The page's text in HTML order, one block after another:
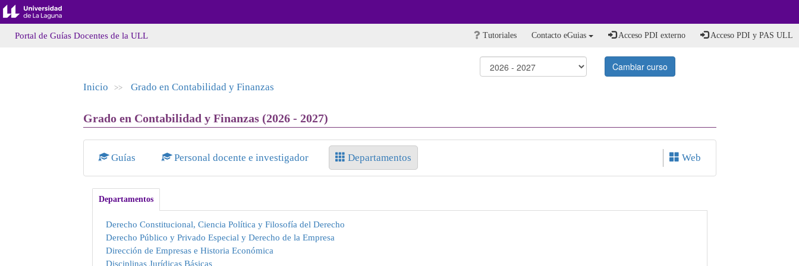
Portal de Guías Docentes de la ULL Tutoriales Contacto eGuias Acceso PDI externo Acceso PDI y PAS ULL
Cambiar curso
Inicio >> Grado en Contabilidad y Finanzas
Grado en Contabilidad y Finanzas (2026 - 2027)
Guías Personal docente e investigador Departamentos Web
Departamentos
Derecho Constitucional, Ciencia Política y Filosofía del Derecho
Derecho Público y Privado Especial y Derecho de la Empresa
Dirección de Empresas e Historia Económica
Disciplinas Jurídicas Básicas